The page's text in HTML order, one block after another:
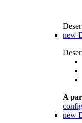
new
A
new